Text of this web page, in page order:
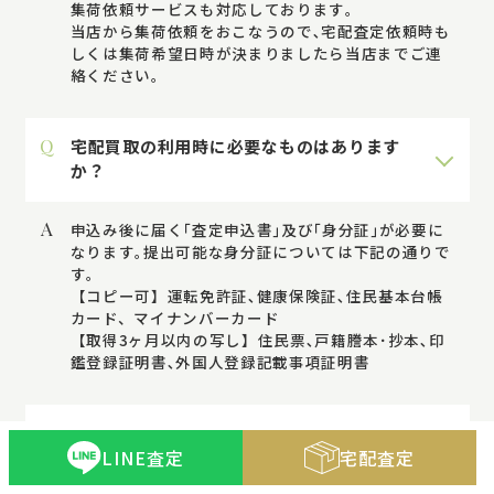
集荷依頼サービスも対応しております｡
当店から集荷依頼をおこなうので､宅配査定依頼時も
しくは集荷希望日時が決まりましたら当店までご連
絡ください｡
Q
宅配買取の利用時に必要なものはあります
か？
A
申込み後に届く｢査定申込書｣及び｢身分証｣が必要に
なります｡提出可能な身分証については下記の通りで
す｡
【コピー可】運転免許証､健康保険証､住民基本台帳
カード、マイナンバーカード
【取得3ヶ月以内の写し】住民票､戸籍謄本･抄本､印
鑑登録証明書､外国人登録記載事項証明書
Q どのくらいで査定結果がでますか。
LINE査定 宅配査定